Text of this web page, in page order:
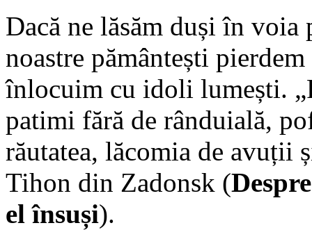
Dacă ne lăsăm duși în
noastre pământești
înlocuim cu idoli lumești.
patimi fără de rânduială,
răutatea, lăcomia de avuții
Tihon din Zadonsk (
el însuși).